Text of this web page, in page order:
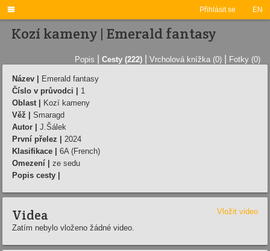
Přihlásit se EN

Kozí kameny | Emerald fantasy
Popis Cesty (222) Vrcholová knížka (0) Fotky (0)
Název |
Emerald fantasy
Číslo v průvodci |
1
Oblast |
Kozí kameny
Věž |
Smaragd
Autor |
J.Šálek
První přelez |
2024
Klasifikace |
6A (French)
Omezení |
ze sedu
Popis cesty |
Videa
Vložit video
Zatím nebylo vloženo žádné video.